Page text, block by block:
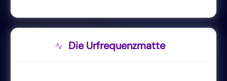
Die Urfrequenzmatte